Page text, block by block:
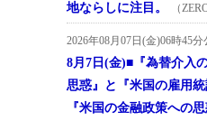
地ならしに注目。
（
2026年08月07日(金)06時45分
8月7日(金)■『為替介入
思惑』と『米国の雇用
『米国の金融政策への